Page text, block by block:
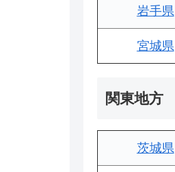
岩手県
宮城県
関東地方
茨城県